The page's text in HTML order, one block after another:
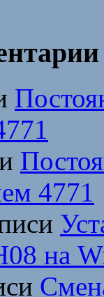
4771
на